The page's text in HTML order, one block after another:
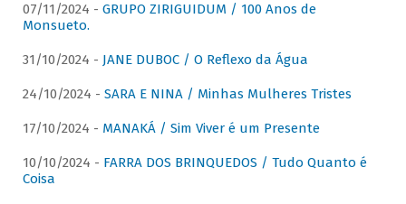
07/11/2024 - GRUPO ZIRIGUIDUM / 100 Anos de
Monsueto.
31/10/2024 - JANE DUBOC / O Reflexo da Água
24/10/2024 - SARA E NINA / Minhas Mulheres Tristes
17/10/2024 - MANAKÁ / Sim Viver é um Presente
10/10/2024 - FARRA DOS BRINQUEDOS / Tudo Quanto é
Coisa